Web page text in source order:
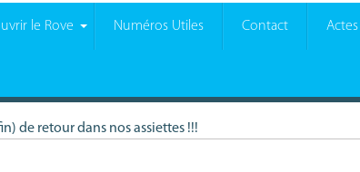
le Rove Numéros Utiles Contact
de retour dans nos assiettes !!!